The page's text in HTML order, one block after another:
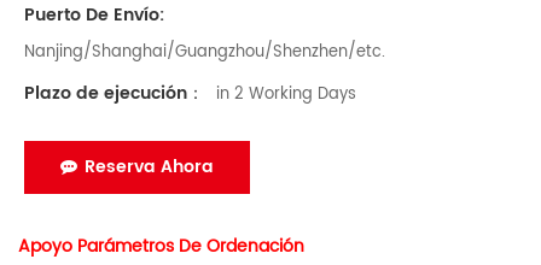
Puerto De Envío:
Nanjing/Shanghai/Guangzhou/Shenzhen/etc.
Plazo de ejecución： in 2 Working Days
Reserva Ahora
Apoyo Parámetros De Ordenación